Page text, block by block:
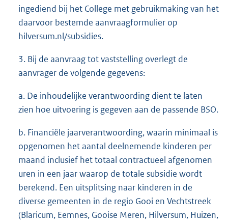
ingediend bij het College met gebruikmaking van het
daarvoor bestemde aanvraagformulier op
hilversum.nl/subsidies.
3. Bij de aanvraag tot vaststelling overlegt de
aanvrager de volgende gegevens:
a. De inhoudelijke verantwoording dient te laten
zien hoe uitvoering is gegeven aan de passende BSO.
b. Financiële jaarverantwoording, waarin minimaal is
opgenomen het aantal deelnemende kinderen per
maand inclusief het totaal contractueel afgenomen
uren in een jaar waarop de totale subsidie wordt
berekend. Een uitsplitsing naar kinderen in de
diverse gemeenten in de regio Gooi en Vechtstreek
(Blaricum, Eemnes, Gooise Meren, Hilversum, Huizen,